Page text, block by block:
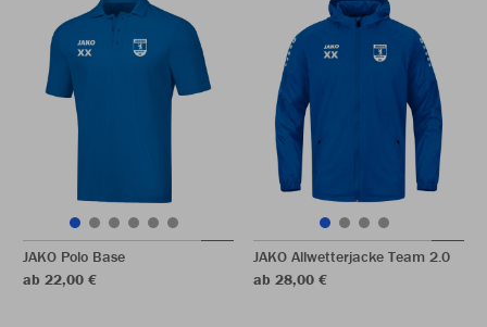
JAKO Polo Base
ab 22,00 €
JAKO Allwetterjacke Team 2.0
ab 28,00 €